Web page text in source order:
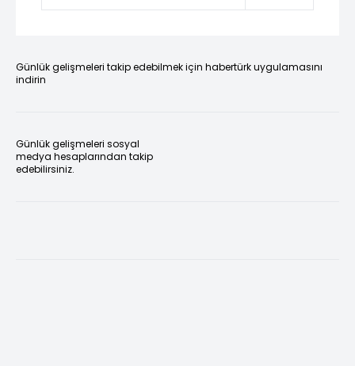
Günlük gelişmeleri takip edebilmek için habertürk uygulamasını
indirin
Günlük gelişmeleri sosyal
medya hesaplarından takip
edebilirsiniz.